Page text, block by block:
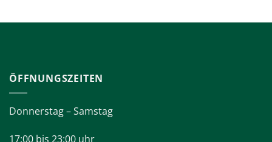
im Falle der Nichtbeachtung ggf. mit rechtlichen